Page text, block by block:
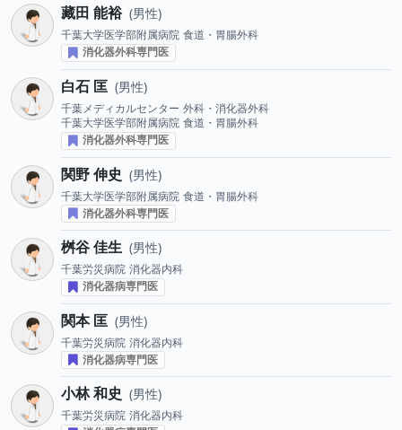
藏田 能裕 男性
千葉大学医学部附属病院 食道・胃腸外科
消化器外科専門医
白石 匡 男性
千葉メディカルセンター 外科・消化器外科
千葉大学医学部附属病院 食道・胃腸外科
消化器外科専門医
関野 伸史 男性
千葉大学医学部附属病院 食道・胃腸外科
消化器外科専門医
桝谷 佳生 男性
千葉労災病院 消化器内科
消化器病専門医
関本 匡 男性
千葉労災病院 消化器内科
消化器病専門医
小林 和史 男性
千葉労災病院 消化器内科